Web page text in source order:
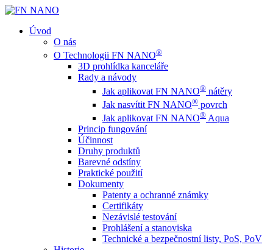
Úvod
O nás
O Technologii FN NANO®
3D prohlídka kanceláře
Rady a návody
Jak aplikovat FN NANO® nátěry
Jak nasvítit FN NANO® povrch
Jak aplikovat FN NANO® Aqua
Princip fungování
Účinnost
Druhy produktů
Barevné odstíny
Praktické použití
Dokumenty
Patenty a ochranné známky
Certifikáty
Nezávislé testování
Prohlášení a stanoviska
Technické a bezpečnostní listy, PoS, PoV